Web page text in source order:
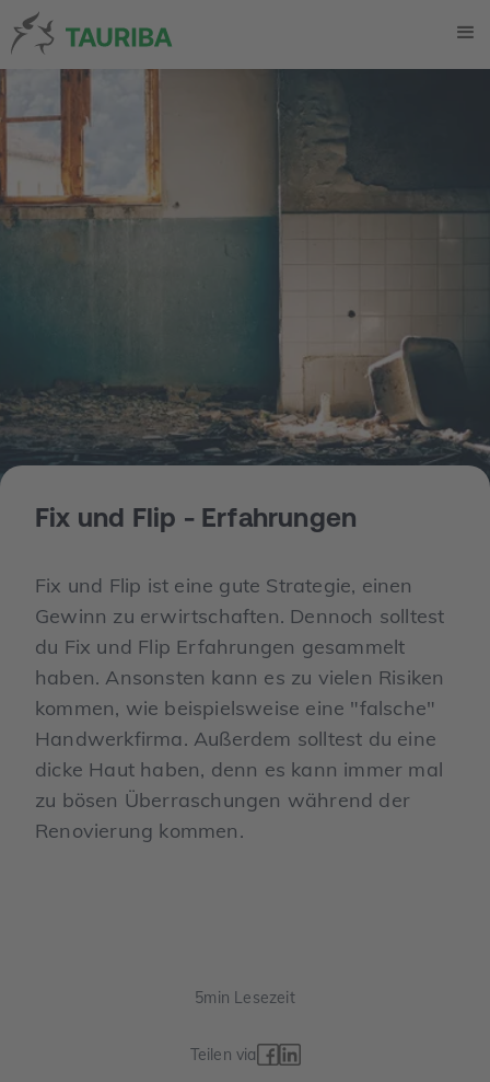
Fix und Flip - Erfahrungen
Fix und Flip ist eine gute Strategie, einen
Gewinn zu erwirtschaften. Dennoch solltest
du Fix und Flip Erfahrungen gesammelt
haben. Ansonsten kann es zu vielen Risiken
kommen, wie beispielsweise eine "falsche"
Handwerkfirma. Außerdem solltest du eine
dicke Haut haben, denn es kann immer mal
zu bösen Überraschungen während der
Renovierung kommen.
5min Lesezeit
Teilen via